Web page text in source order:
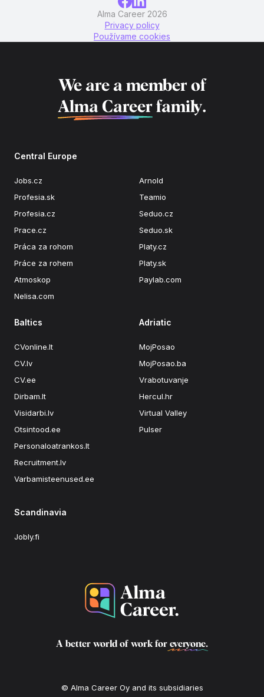
Alma Career 2026
Privacy policy
Používame cookies
We are a member of
Alma Career family.
Central Europe
Jobs.cz
Profesia.sk
Profesia.cz
Prace.cz
Práca za rohom
Práce za rohem
Atmoskop
Nelisa.com
Arnold
Teamio
Seduo.cz
Seduo.sk
Platy.cz
Platy.sk
Paylab.com
Baltics
CVonline.lt
CV.lv
CV.ee
Dirbam.lt
Visidarbi.lv
Otsintood.ee
Personaloatrankos.lt
Recruitment.lv
Varbamisteenused.ee
Adriatic
MojPosao
MojPosao.ba
Vrabotuvanje
Hercul.hr
Virtual Valley
Pulser
Scandinavia
Jobly.fi
A better world of work for everyone.
© Alma Career Oy and its subsidiaries